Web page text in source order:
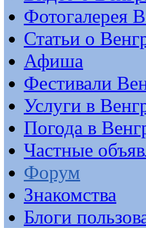
Фотогалерея
Статьи о
Афиша
Фестивали
Услуги в
Погода в
Частные
Форум
Знакомства
Блоги